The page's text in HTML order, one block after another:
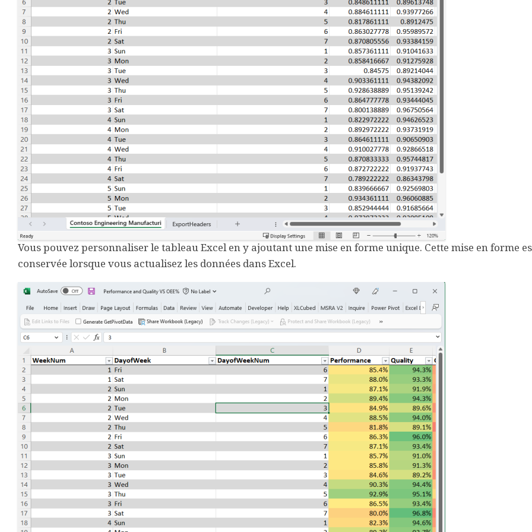
Vous pouvez personnaliser le tableau Excel en y ajoutant une mise en forme unique. Cette mise en forme
conservée lorsque vous actualisez les données dans Excel.